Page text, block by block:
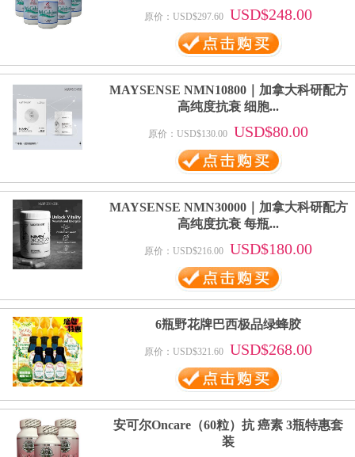
原价：USD$297.60 USD$248.00
MAYSENSE NMN10800｜加拿大科研配方
高纯度抗衰 细胞...
原价：USD$130.00 USD$80.00
MAYSENSE NMN30000｜加拿大科研配方
高纯度抗衰 每瓶...
原价：USD$216.00 USD$180.00
6瓶野花牌巴西极品绿蜂胶
原价：USD$321.60 USD$268.00
安可尔Oncare（60粒）抗 癌素 3瓶特惠套
装